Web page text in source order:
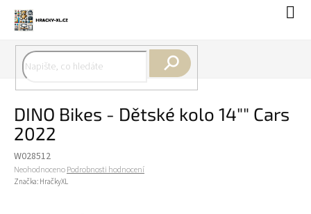
obsah
DINO Bikes - Dětské kolo 14"" Cars
2022
W028512
Průměrné
hodnocení
NeohodnocenoPodrobnosti hodnocení
Značka: HračkyXL